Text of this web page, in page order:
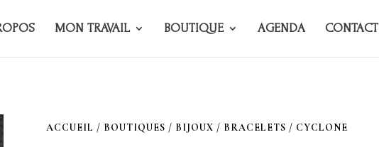
MON TRAVAIL BOUTIQUE AGENDA CONTACT
ACCUEIL / BOUTIQUES / BIJOUX / BRACELETS / CYCLONE